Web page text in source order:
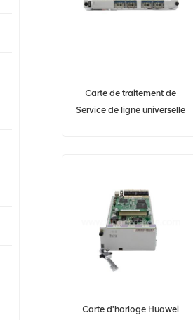
Carte de traitement de
Service de ligne universelle
Carte d'horloge Huawei